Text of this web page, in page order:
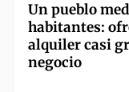
Un pueblo
habitantes:
alquiler casi
negocio